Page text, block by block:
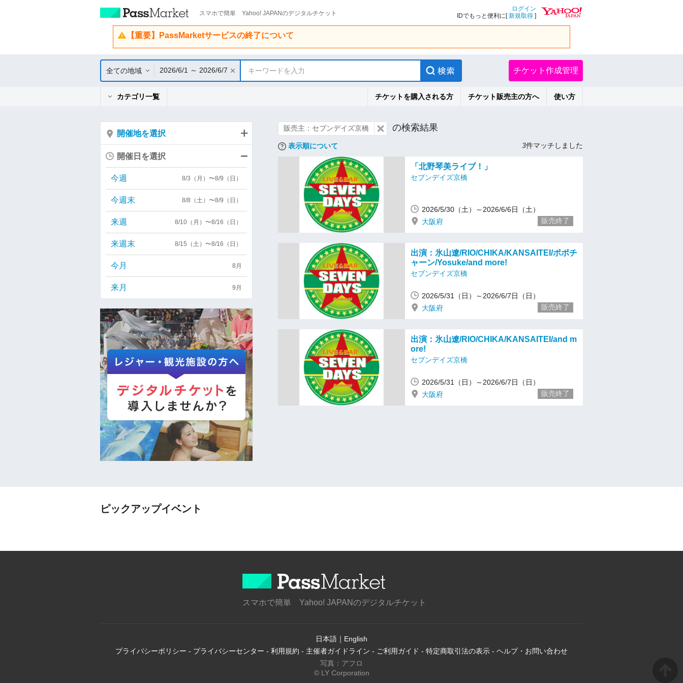
スマホで簡単 Yahoo! JAPANのデジタルチケット
ログイン
IDでもっと便利に[新規取得 ]
【重要】PassMarketサービスの終了について
全ての地域 2026/6/1 ～ 2026/6/7 キーワードを入力 チケット作成管理
カテゴリ一覧 チケットを購入される方 チケット販売主の方へ 使い方
販売主：セブンデイズ京橋 の検索結果
表示順について 3件マッチしました
「北野琴美ライブ！」
セブンデイズ京橋
2026/5/30（土）～2026/6/6日（土）
大阪府
販売終了
出演：氷山遼/RIO/CHIKA/KANSAITEI/ポポチ
ャーン/Yosuke/and more!
セブンデイズ京橋
2026/5/31（日）～2026/6/7日（日）
大阪府
販売終了
出演：氷山遼/RIO/CHIKA/KANSAITEI/and m
ore!
セブンデイズ京橋
2026/5/31（日）～2026/6/7日（日）
大阪府
販売終了
開催地を選択
開催日を選択
今週 8/3（月）〜8/9（日）
今週末 8/8（土）〜8/9（日）
来週 8/10（月）〜8/16（日）
来週末 8/15（土）〜8/16（日）
今月 8月
来月 9月
ピックアップイベント
スマホで簡単 Yahoo! JAPANのデジタルチケット
日本語 ｜ English
プライバシーポリシー - プライバシーセンター - 利用規約 - 主催者ガイドライン - ご利用ガイド - 特定商取引法の表示 - ヘルプ・お問い合わせ
写真：アフロ
© LY Corporation